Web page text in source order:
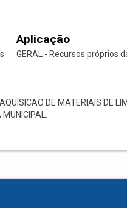
Aplicação
GERAL - Recursos próprios
DE MATERIAIS DE